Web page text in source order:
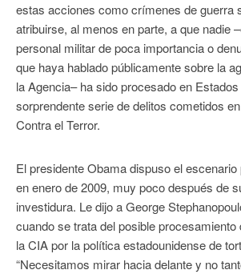
estas acciones como crímenes de guerra
atribuirse, al menos en parte, a que nadie
personal militar de poca importancia o
que haya hablado públicamente sobre la
la Agencia– ha sido procesado en
sorprendente serie de delitos cometidos
Contra el Terror.
El presidente Obama dispuso el
en enero de 2009, muy poco después de
investidura. Le dijo a George
cuando se trata del posible procesamiento
la CIA por la política estadounidense de
“Necesitamos mirar hacia delante y no